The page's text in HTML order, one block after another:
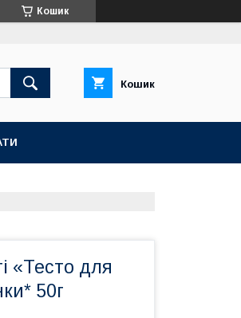
Кошик
Кошик
«Тесто для
50г